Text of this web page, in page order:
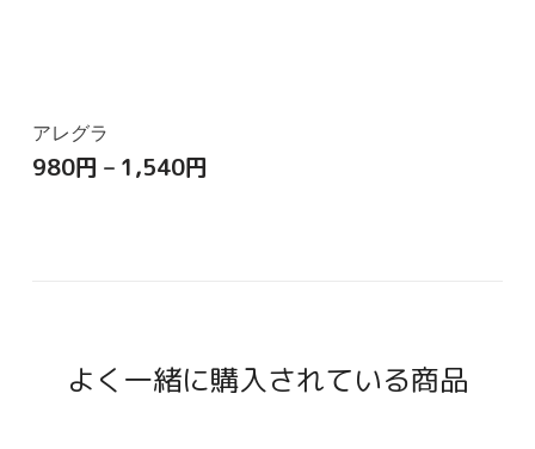
アレグラ
980円 – 1,540円
よく一緒に購入されている商品